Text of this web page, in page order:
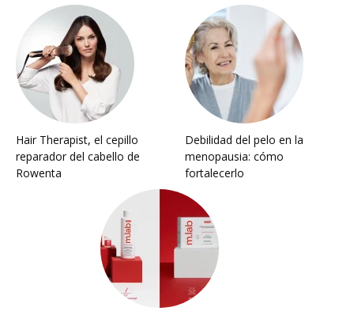
Hair Therapist, el cepillo
reparador del cabello de
Rowenta
Debilidad del pelo en la
menopausia: cómo
fortalecerlo